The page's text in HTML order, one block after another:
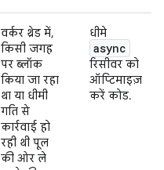
वर्कर थ्रेड में,
किसी जगह
पर ब्लॉक
किया जा रहा
था या धीमी
गति से
कार्रवाई हो
रही थी पूल
की ओर ले
धीमे
async
रिसीवर को
ऑप्टिमाइज़
करें कोड.